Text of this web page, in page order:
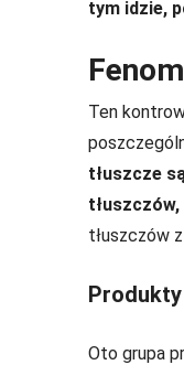
tym idzie,
Ten
tłuszcze
tłuszczów z
Oto grupa